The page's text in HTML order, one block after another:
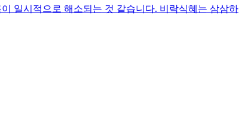
일시적으로 해소되는 것 같습니다. 비락식혜는 삼삼하